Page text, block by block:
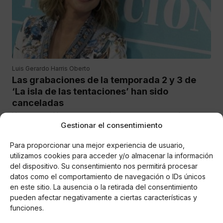
Gestionar el consentimiento
Para proporcionar una mejor experiencia de usuario,
utilizamos cookies para acceder y/o almacenar la información
del dispositivo. Su consentimiento nos permitirá procesar
datos como el comportamiento de navegación o IDs únicos
en este sitio. La ausencia o la retirada del consentimiento
pueden afectar negativamente a ciertas características y
funciones.
Luis Gerardo Harris Oberto
Las grabaciones de la temporada 2 y 3 de
‘La isla de las tentaciones’ han sido
canceladas
Un caso positivo por coronavirus se encuentra en las
grabaciones de la temporada 2 y 3 de ‘La isla de las